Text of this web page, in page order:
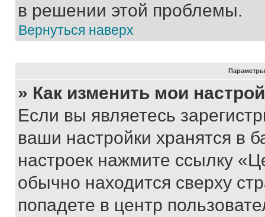
в решении этой проблемы.
Вернуться наверх
Параметры
» Как изменить мои
Если вы являетесь
ваши настройки хранятся в
настроек нажмите ссылку
обычно находится сверху
попадете в центр